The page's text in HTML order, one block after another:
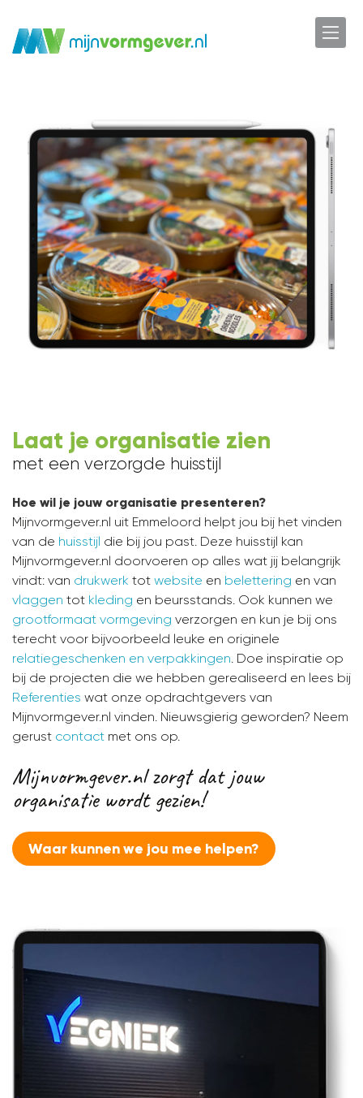
Laat je organisatie zien
met een verzorgde huisstijl
Hoe wil je jouw organisatie presenteren?
Mijnvormgever.nl uit Emmeloord helpt jou bij het vinden
van de huisstijl die bij jou past. Deze huisstijl kan
Mijnvormgever.nl doorvoeren op alles wat jij belangrijk
vindt: van drukwerk tot website en belettering en van
vlaggen tot kleding en beursstands. Ook kunnen we
grootformaat vormgeving verzorgen en kun je bij ons
terecht voor bijvoorbeeld leuke en originele
relatiegeschenken en verpakkingen. Doe inspiratie op
bij de projecten die we hebben gerealiseerd en lees bij
Referenties wat onze opdrachtgevers van
Mijnvormgever.nl vinden. Nieuwsgierig geworden? Neem
gerust contact met ons op.
Mijnvormgever.nl zorgt dat jouw
organisatie wordt gezien!
Waar kunnen we jou mee helpen?